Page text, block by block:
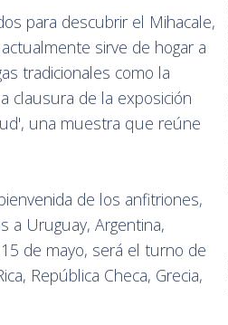
para descubrir el Mihacale,
sirve de hogar a
tradicionales como la
clausura de la exposición
una muestra que reúne
de los anfitriones,
a Uruguay, Argentina,
de mayo, será el turno de
República Checa, Grecia,